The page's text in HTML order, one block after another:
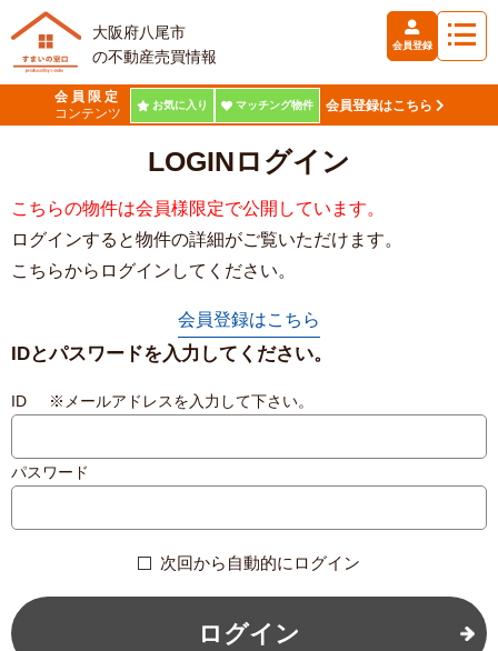
大阪府八尾市
の不動産売買情報
会員登録
会員限定
コンテンツ
お気に入り マッチング物件 会員登録はこちら
LOGINログイン
こちらの物件は会員様限定で公開しています。
ログインすると物件の詳細がご覧いただけます。
こちらからログインしてください。
会員登録はこちら
IDとパスワードを入力してください。
ID ※メールアドレスを入力して下さい。
パスワード
次回から自動的にログイン
ログイン